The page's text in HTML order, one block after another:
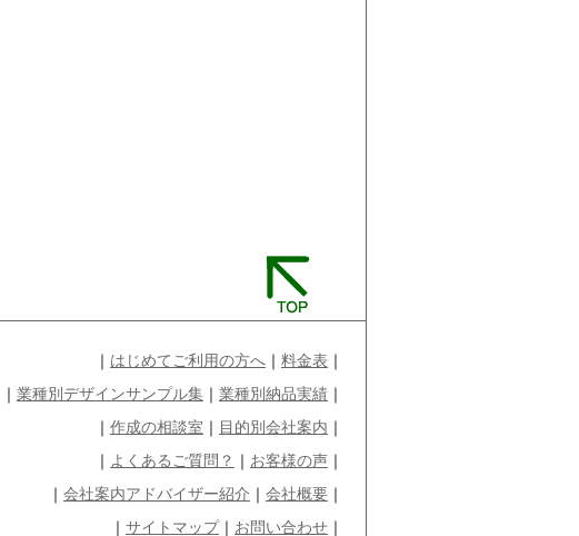
｜ はじめてご利用の方へ ｜ 料金表 ｜
｜ 業種別デザインサンプル集 ｜ 業種別納品実績 ｜
｜ 作成の相談室 ｜ 目的別会社案内 ｜
｜ よくあるご質問？ ｜ お客様の声 ｜
｜ 会社案内アドバイザー紹介 ｜ 会社概要 ｜
｜ サイトマップ｜ お問い合わせ ｜